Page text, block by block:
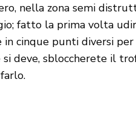
nella zona semi
fatto la prima volta
in cinque punti diversi
deve, sbloccherete il